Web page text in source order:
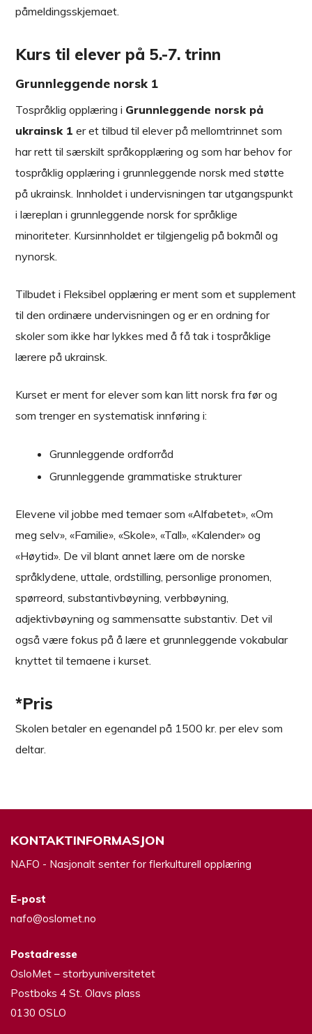
påmeldingsskjemaet.
Kurs til elever på 5.-7. trinn
Grunnleggende norsk 1
Tospråklig opplæring i Grunnleggende norsk på
ukrainsk 1 er et tilbud til elever på mellomtrinnet som
har rett til særskilt språkopplæring og som har behov for
tospråklig opplæring i grunnleggende norsk med støtte
på ukrainsk. Innholdet i undervisningen tar utgangspunkt
i læreplan i grunnleggende norsk for språklige
minoriteter. Kursinnholdet er tilgjengelig på bokmål og
nynorsk.
Tilbudet i Fleksibel opplæring er ment som et supplement
til den ordinære undervisningen og er en ordning for
skoler som ikke har lykkes med å få tak i tospråklige
lærere på ukrainsk.
Kurset er ment for elever som kan litt norsk fra før og
som trenger en systematisk innføring i:
Grunnleggende ordforråd
Grunnleggende grammatiske strukturer
Elevene vil jobbe med temaer som «Alfabetet», «Om
meg selv», «Familie», «Skole», «Tall», «Kalender» og
«Høytid». De vil blant annet lære om de norske
språklydene, uttale, ordstilling, personlige pronomen,
spørreord, substantivbøyning, verbbøyning,
adjektivbøyning og sammensatte substantiv. Det vil
også være fokus på å lære et grunnleggende vokabular
knyttet til temaene i kurset.
*Pris
Skolen betaler en egenandel på 1500 kr. per elev som
deltar.
KONTAKTINFORMASJON
NAFO - Nasjonalt senter for flerkulturell opplæring
E-post
nafo@oslomet.no
Postadresse
OsloMet – storbyuniversitetet
Postboks 4 St. Olavs plass
0130 OSLO